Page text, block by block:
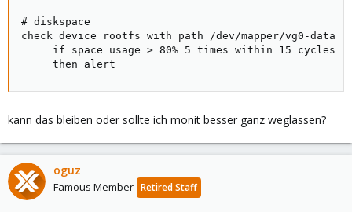
# diskspace
check device rootfs with path /dev/mapper/vg0-data
     if space usage > 80% 5 times within 15 cycles
     then alert
kann das bleiben oder sollte ich monit besser ganz weglassen?
oguz
Famous Member Retired Staff